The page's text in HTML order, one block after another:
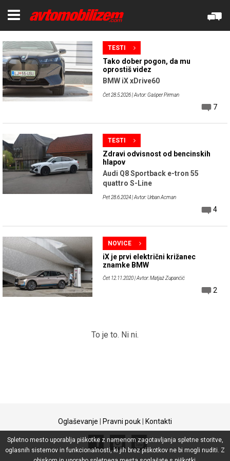
TESTI
Tako dober pogon, da mu
oprostiš videz
BMW iX xDrive60
Čet 28.5.2026| Avtor: Gašper Pirman
7
TESTI
Zdravi odvisnost od bencinskih
hlapov
Audi Q8 Sportback e-tron 55
quattro S-Line
Pet 28.6.2024| Avtor: Urban Acman
4
NOVICE
iX je prvi električni križanec
znamke BMW
Čet 12.11.2020| Avtor: Matjaž Zupančič
2
To je to. Ni ni.
Oglaševanje Pravni pouk Kontakti
Spletno mesto uporablja piškotke z namenom zagotavljanja spletne storitve,
oglasnih sistemov in funkcionalnosti, ki jih brez piškotkov ne bi mogli nuditi. Z